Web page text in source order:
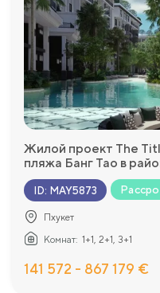
Жилой проект The
пляжа Банг Тао в
ID: MAY5873
Пхукет
Комнат: 1+1, 2+1, 3+1
141 572 - 867 179 €